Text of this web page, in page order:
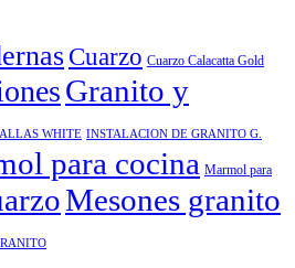
Cuarzo Cuarzo Calacatta Gold
Granito y
WHITE INSTALACION DE GRANITO G.
para cocina Marmol para
Mesones granito